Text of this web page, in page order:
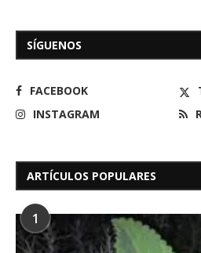
SÍGUENOS
FACEBOOK
INSTAGRAM
ARTÍCULOS POPULARES
1